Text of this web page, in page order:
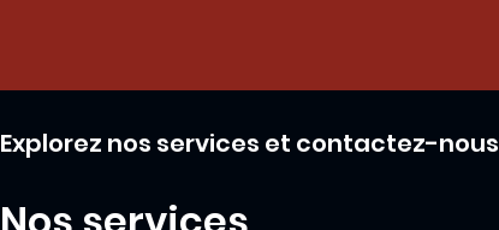
Explorez nos services et contactez-nous